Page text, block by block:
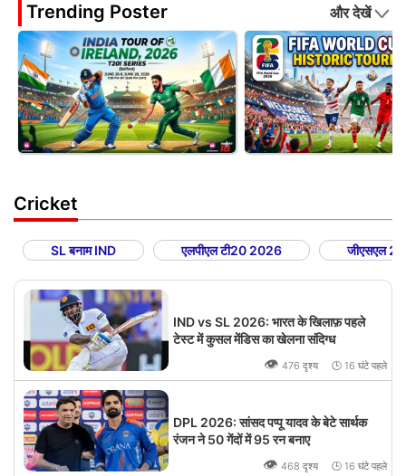
Trending Poster और देखें
Cricket
SL बनाम IND एलपीएल टी20 2026 जीएसएल
IND vs SL 2026: भारत के खिलाफ़ पहले
टेस्ट में कुसल मेंडिस का खेलना संदिग्ध
👁 476 दृश्य 🕒 16 घंटे पहले
DPL 2026: सांसद पप्पू यादव के बेटे सार्थक
रंजन ने 50 गेंदों में 95 रन बनाए
👁 468 दृश्य 🕒 16 घंटे पहले